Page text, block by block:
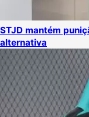
STJD mantém
alternativa